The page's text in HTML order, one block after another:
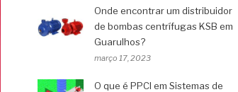
Onde encontrar um distribuidor
de bombas centrífugas KSB em
Guarulhos?
março 17, 2023
O que é PPCI em Sistemas de